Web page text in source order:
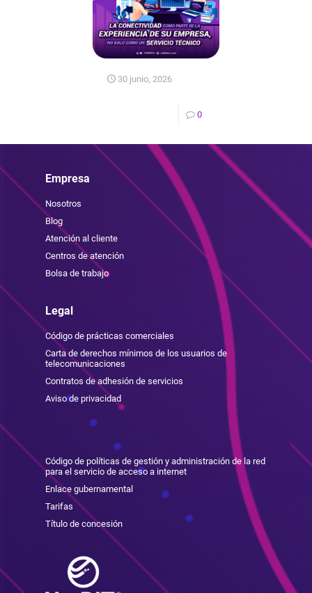
30 junio, 2026
0
Empresa
Nosotros
Blog
Atención al cliente
Centros de atención
Bolsa de trabajo
Legal
Código de prácticas comerciales
Carta de derechos mínimos de los usuarios de
telecomunicaciones
Contratos de adhesión de servicios
Aviso de privacidad
Código de políticas de gestión y administración de la red
para el servicio de acceso a internet
Enlace gubernamental
Tarifas
Título de concesión